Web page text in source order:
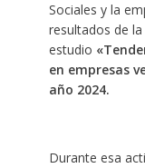
Sociales y la
resultados de
estudio
en empresas
año 2024.
Durante esa